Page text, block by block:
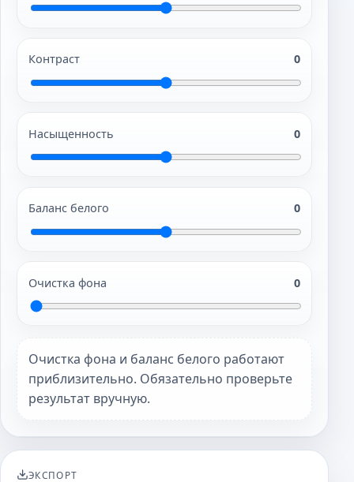
Контраст 0
Насыщенность 0
Баланс белого 0
Очистка фона 0
Очистка фона и баланс белого работают
приблизительно. Обязательно проверьте
результат вручную.
ЭКСПОРТ